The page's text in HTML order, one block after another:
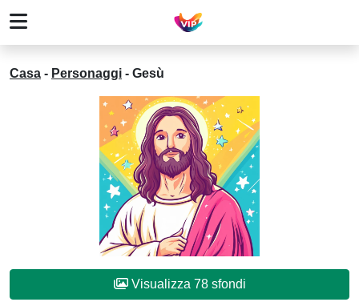
Casa - Personaggi - Gesù
Visualizza 78 sfondi